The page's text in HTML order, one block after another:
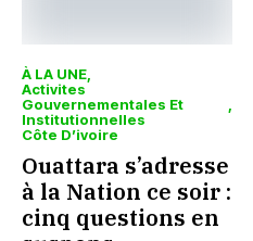
À LA UNE
Activites
Gouvernementales Et
Institutionnelles
Côte D’ivoire
Ouattara s’adresse
à la Nation ce soir :
cinq questions en